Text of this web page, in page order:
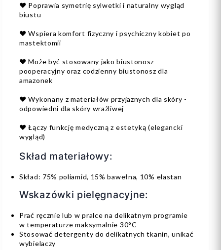
❤️ Poprawia symetrię sylwetki i naturalny wygląd
biustu
❤️ Wspiera komfort fizyczny i psychiczny kobiet po
mastektomii
❤️ Może być stosowany jako biustonosz
pooperacyjny oraz codzienny biustonosz dla
amazonek
❤️ Wykonany z materiałów przyjaznych dla skóry -
odpowiedni dla skóry wrażliwej
❤️ Łączy funkcję medyczną z estetyką (elegancki
wygląd)
Skład materiałowy:
Skład: 75% poliamid, 15% bawełna, 10% elastan
Wskazówki pielęgnacyjne:
Prać ręcznie lub w pralce na delikatnym programie
w temperaturze maksymalnie 30°C
Stosować detergenty do delikatnych tkanin, unikać
wybielaczy